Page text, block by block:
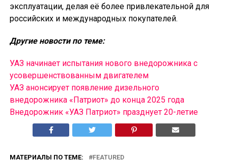
эксплуатации, делая её более привлекательной для
российских и международных покупателей.
Другие новости по теме:
УАЗ начинает испытания нового внедорожника с
усовершенствованным двигателем
УАЗ анонсирует появление дизельного
внедорожника «Патриот» до конца 2025 года
Внедорожник «УАЗ Патриот» празднует 20-летие
МАТЕРИАЛЫ ПО ТЕМЕ: FEATURED